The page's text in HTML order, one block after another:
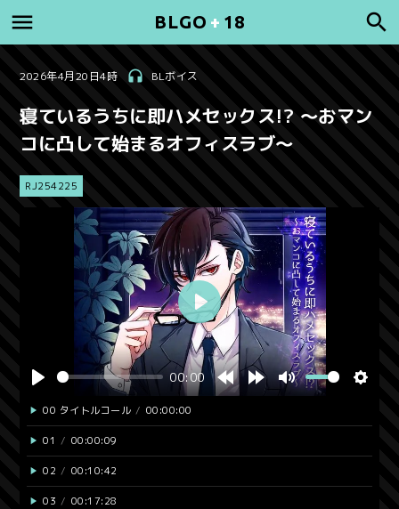
BLGO + 18
2026年4月20日4時 BLボイス
寝ているうちに即ハメセックス!? ～おマン
コに凸して始まるオフィスラブ～
RJ254225
00:00
00 タイトルコール 00:00:00
01 00:00:09
02 00:10:42
03 00:17:28